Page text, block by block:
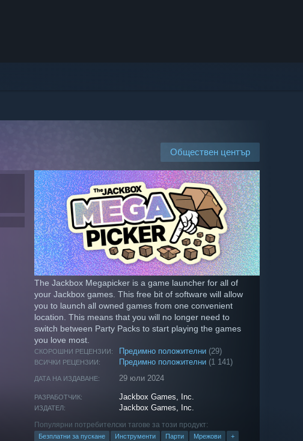
Обществен център
The Jackbox Megapicker is a game launcher for all of
your Jackbox games. This free bit of software will allow
you to launch all owned games from one convenient
location. This means that you will no longer need to
switch between Party Packs to start playing the games
you love most.
СКОРОШНИ РЕЦЕНЗИИ: Предимно положителни (29)
ВСИЧКИ РЕЦЕНЗИИ: Предимно положителни (1 141)
ДАТА НА ИЗДАВАНЕ: 29 юли 2024
РАЗРАБОТЧИК: Jackbox Games, Inc.
ИЗДАТЕЛ: Jackbox Games, Inc.
Популярни потребителски тагове за този продукт:
Безплатни за пускане Инструменти Парти Мрежови +